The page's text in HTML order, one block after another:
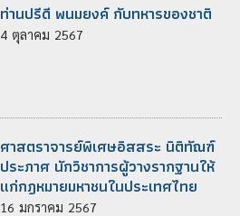
ท่านปรีดี พนมยงค์ กับทหารของชาติ
4 ตุลาคม 2567
ศาสตราจารย์พิเศษอิสสระ นิติทัณฑ์
ประภาศ นักวิชาการผู้วางรากฐานให้
แก่กฎหมายมหาชนในประเทศไทย
16 มกราคม 2567